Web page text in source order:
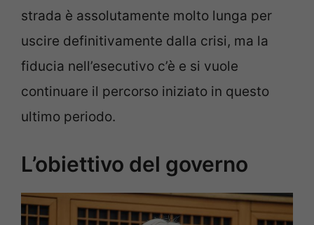
strada è assolutamente molto lunga per
uscire definitivamente dalla crisi, ma la
fiducia nell’esecutivo c’è e si vuole
continuare il percorso iniziato in questo
ultimo periodo.
L’obiettivo del governo